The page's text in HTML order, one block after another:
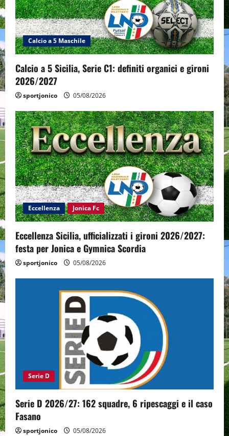
Calcio a 5 Maschile
Calcio a 5 Sicilia, Serie C1: definiti organici e gironi
2026/2027
sportjonico 05/08/2026
Eccellenza Jonica Fc
Eccellenza Sicilia, ufficializzati i gironi 2026/2027:
festa per Jonica e Gymnica Scordia
sportjonico 05/08/2026
Serie D
Serie D 2026/27: 162 squadre, 6 ripescaggi e il caso
Fasano
sportjonico 05/08/2026